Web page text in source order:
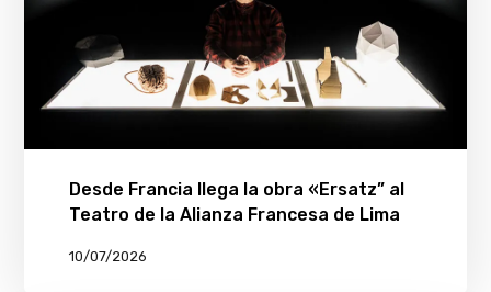
Desde Francia llega la obra «Ersatz” al
Teatro de la Alianza Francesa de Lima
10/07/2026